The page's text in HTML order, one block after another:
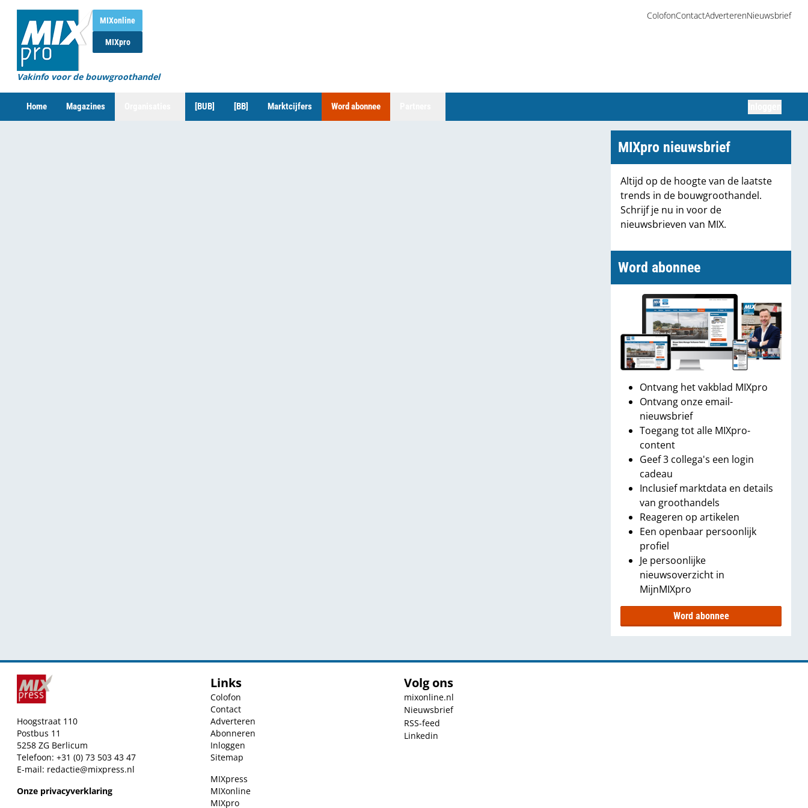
MIXonline
MIXpro
Vakinfo voor de bouwgroothandel
ColofonContactAdverterenNieuwsbrief
Home Magazines [BUB] [BB] Marktcijfers Word abonnee
MIXpro nieuwsbrief
Altijd op de hoogte van de laatste
trends in de bouwgroothandel.
Schrijf je nu in voor de
nieuwsbrieven van MIX.
Word abonnee
Ontvang het vakblad MIXpro
Ontvang onze email-
nieuwsbrief
Toegang tot alle MIXpro-
content
Geef 3 collega's een login
cadeau
Inclusief marktdata en details
van groothandels
Reageren op artikelen
Een openbaar persoonlijk
profiel
Je persoonlijke
nieuwsoverzicht in
MijnMIXpro
Word abonnee
Hoogstraat 110
Postbus 11
5258 ZG Berlicum
Telefoon: +31 (0) 73 503 43 47
E-mail: redactie@mixpress.nl
Onze privacyverklaring
Links
Colofon
Contact
Adverteren
Abonneren
Inloggen
Sitemap
MIXpress
MIXonline
MIXpro
Volg ons
mixonline.nl
Nieuwsbrief
RSS-feed
Linkedin